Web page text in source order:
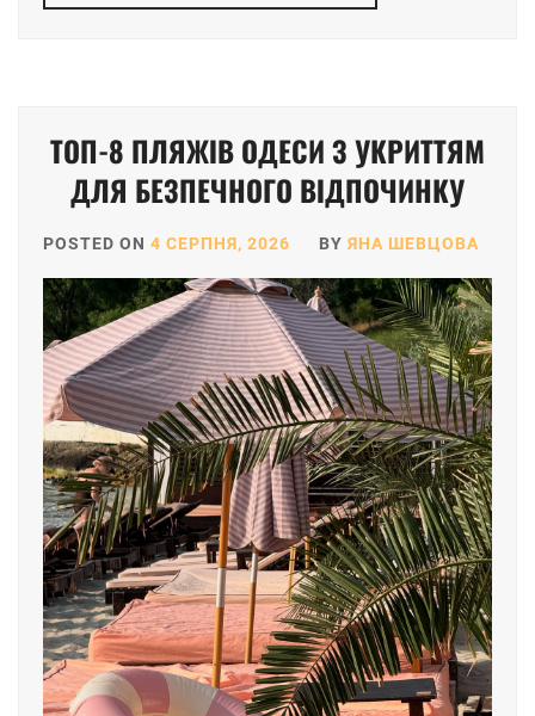
ТОП-8 ПЛЯЖІВ ОДЕСИ З УКРИТТЯМ
ДЛЯ БЕЗПЕЧНОГО ВІДПОЧИНКУ
POSTED ON 4 СЕРПНЯ, 2026 BY ЯНА ШЕВЦОВА